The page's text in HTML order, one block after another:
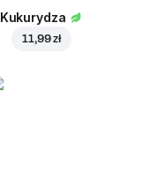
Kukurydza
11,99 zł